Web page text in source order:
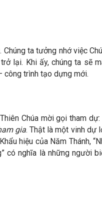
ta tưởng nhớ việc
lại. Khi ấy, chúng ta sẽ
công trình tạo dựng mới.
Chúa mời gọi tham
gia. Thật là một vinh dự
hiệu của Năm Thánh,
có nghĩa là những người